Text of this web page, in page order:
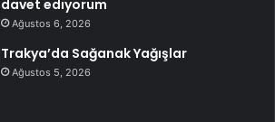
davet ediyorum
Ağustos 6, 2026
Trakya’da Sağanak Yağışlar
Ağustos 5, 2026